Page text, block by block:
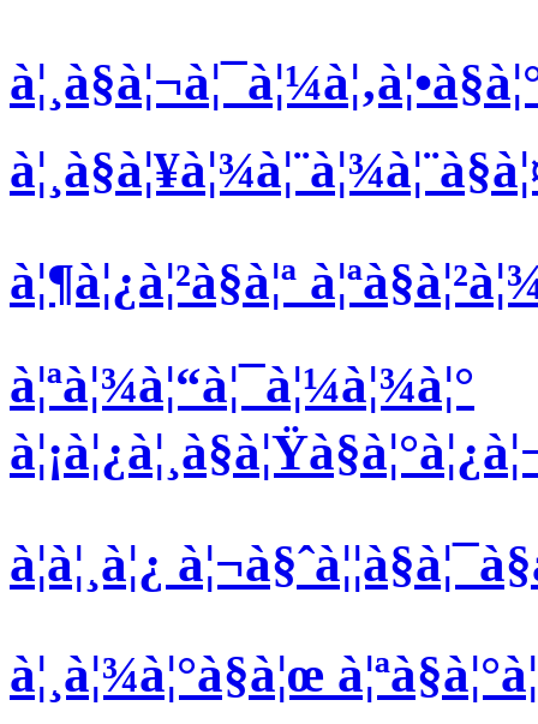
à¦¶à¦¿à¦²à§à¦ª
à¦ªà¦¾à¦“à¦¯à¦¼à¦¾à¦°
à¦à¦¸à¦¿
à¦¸à¦¾à¦°à§à¦œ